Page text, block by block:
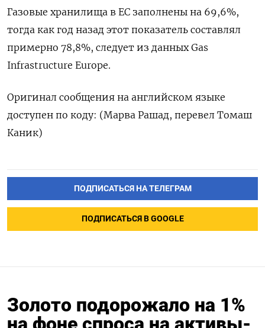
Газовые хранилища в ЕС заполнены на 69,6%,
тогда как год назад этот показатель составлял
примерно 78,8%, следует из данных Gas
Infrastructure Europe.
Оригинал сообщения на английском языке
доступен по коду: (Марва Рашад, перевел Томаш
Каник)
ПОДПИСАТЬСЯ НА ТЕЛЕГРАМ
ПОДПИСАТЬСЯ В GOOGLE
Золото подорожало на 1%